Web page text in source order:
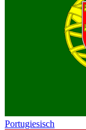
Portugiesisch